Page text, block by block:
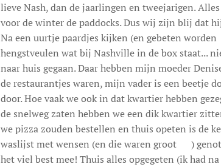
lieve Nash, dan de jaarlingen en tweejarigen.
voor de winter de paddocks. Dus wij zijn blij dat
Na een uurtje paardjes kijken (en gebeten
hengstveulen wat bij Nashville in de box staat...
naar huis gegaan. Daar hebben mijn moeder
de restaurantjes waren, mijn vader is een beetje
door. Hoe vaak we ook in dat kwartier hebben
de snelweg zaten hebben we een dik kwartier
we pizza zouden bestellen en thuis opeten is de
waslijst met wensen (en die waren groot 😊)
het viel best mee! Thuis alles opgegeten (ik had